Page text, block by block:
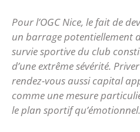
Pour l’OGC Nice, le fait de
un barrage potentiellement
survie sportive du club
d’une extrême sévérité.
rendez-vous aussi capital
comme une mesure
le plan sportif